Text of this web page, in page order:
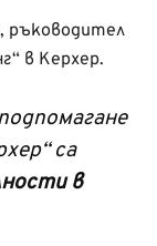
ръководител
в Керхер.
са
в